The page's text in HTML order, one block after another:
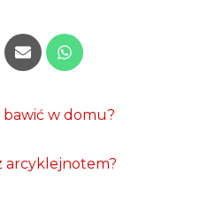
Share
on
Share
on
bawić w domu?
arcyklejnotem?